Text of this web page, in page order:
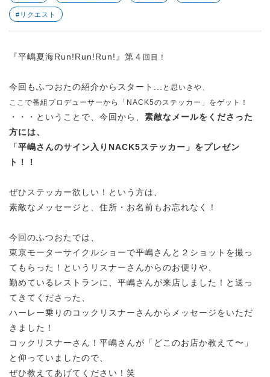
#リクエスト
『平嶋夏海Run!Run!Run!』第４ 回目！
今回もふつおたの紹介からスタート...
と思いきや、
ここで番組プロデューサーから「NACK5のステッカー」をゲット！
・・・ということで、今回から、 素敵なメールをくださった
方には、
「平嶋さんのサイン入りNACK5ステッカー」をプレゼン
ト！！
ぜひステッカー欲しい！という方は、
素敵なメッセージと、住所・お名前もお忘れなく！
今回のふつおたでは、
東京モーターサイクルショーで平嶋さんと２ショットを撮っ
てもらった！というリスナーさんからのお便りや、
勤めているレストランに、平嶋さんが来店しました！と送っ
てきてくださった、
ハーレー乗りのコックリスナーさんからメッセージをいただ
きました！
コックリスナーさん！平嶋さんが「どこのお店か教えて〜」
と仰っていましたので、
ぜひ教えてあげてください！笑